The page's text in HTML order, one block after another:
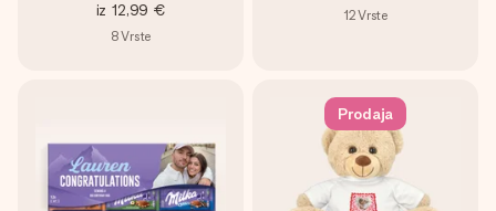
iz 12,99 €
8Vrste
12Vrste
Prodaja